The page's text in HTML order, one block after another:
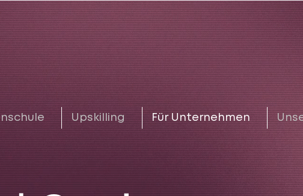
Upskilling Für Unternehmen